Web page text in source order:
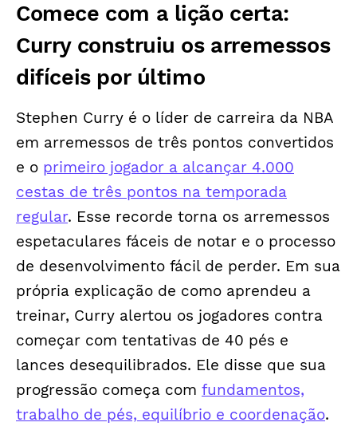
Comece com a lição certa:
Curry construiu os arremessos
difíceis por último
Stephen Curry é o líder de carreira da NBA
em arremessos de três pontos convertidos
e o primeiro jogador a alcançar 4.000
cestas de três pontos na temporada
regular. Esse recorde torna os arremessos
espetaculares fáceis de notar e o processo
de desenvolvimento fácil de perder. Em sua
própria explicação de como aprendeu a
treinar, Curry alertou os jogadores contra
começar com tentativas de 40 pés e
lances desequilibrados. Ele disse que sua
progressão começa com fundamentos,
trabalho de pés, equilíbrio e coordenação.